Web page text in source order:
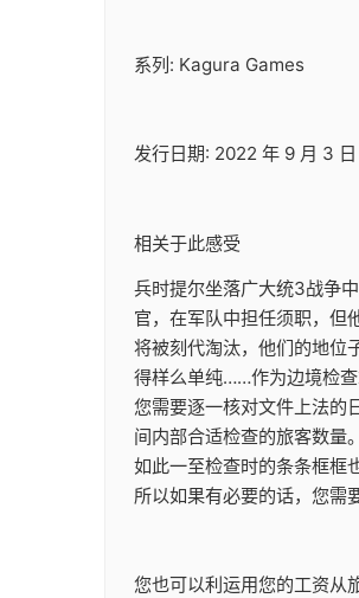
系列: Kagura Games
发行日期: 2022 年 9 月 3 日
相关于此感受
兵时提尔坐落广大统3战争
官，在军队中担任须职，但
将被刻代淘汰，他们的地位
得样么单纯……作为边境检
您需要逐一核对文件上法的
间内部合适检查的旅客数量
如此一至检查时的条条框框
所以如果有必要的话，您需
您也可以利运用您的工资从